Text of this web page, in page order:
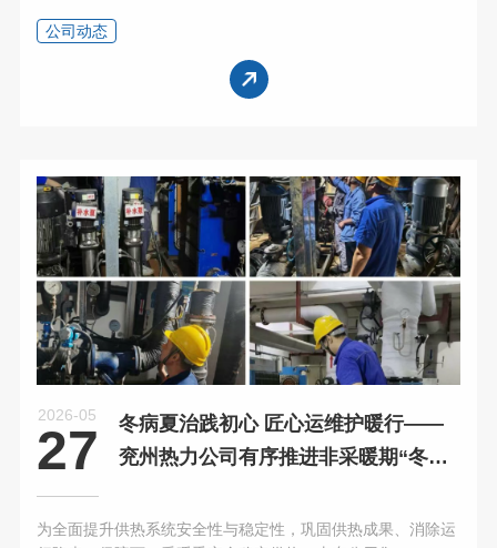
公司动态
2026-05
27
冬病夏治践初心 匠心运维护暖行——
兖州热力公司有序推进非采暖期“冬病
为全面提升供热系统安全性与稳定性，巩固供热成果、消除运